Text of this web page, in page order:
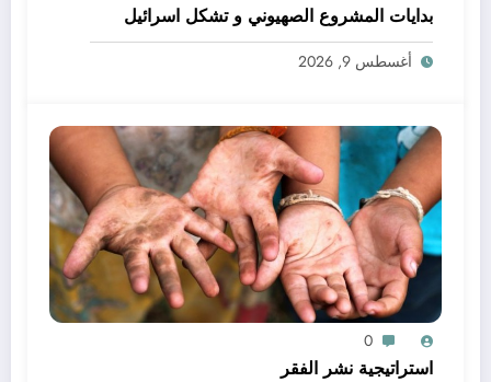
بدايات المشروع الصهيوني و تشكل اسرائيل
أغسطس 9, 2026
0
استراتيجية نشر الفقر